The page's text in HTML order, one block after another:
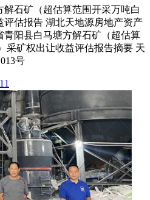
石矿（超估算范围开采万吨白
评估报告 湖北天地源房地产资产
青阳县白马塘方解石矿（超估算
采矿权出让收益评估报告摘要 天
号